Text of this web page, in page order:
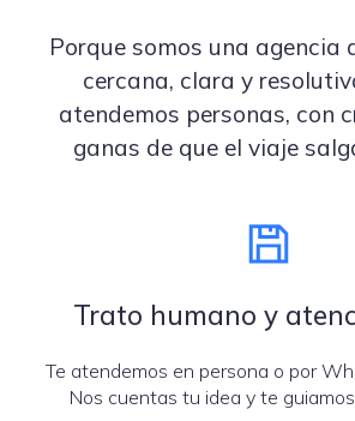
Porque somos una agencia
cercana, clara y
atendemos personas, con
ganas de que el viaje
Trato humano y
Te atendemos en persona o por
Nos cuentas tu idea y te